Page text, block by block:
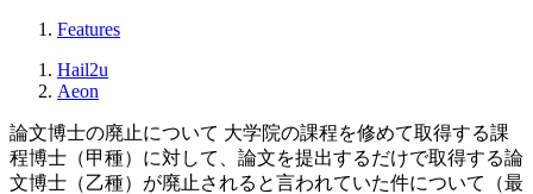
Features
Hail2u
Aeon
論文博士の廃止について 大学院の課程を修めて取得する課
程博士（甲種）に対して、論文を提出するだけで取得する論
文博士（乙種）が廃止されると言われていた件について（最